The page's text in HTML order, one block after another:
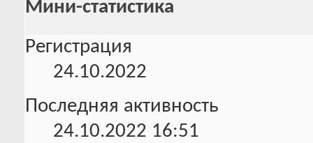
Мини-статистика
Регистрация
24.10.2022
Последняя активность
24.10.2022 16:51